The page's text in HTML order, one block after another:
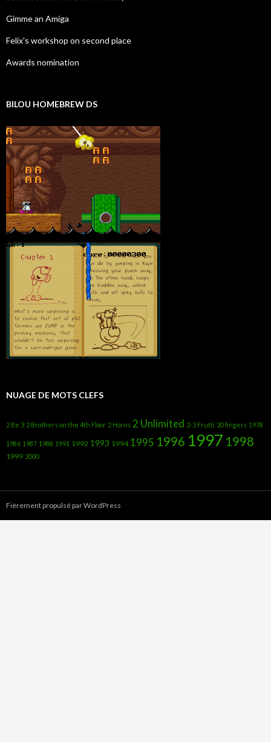
Gimme an Amiga
Felix's workshop on second place
Awards nomination
BILOU HOMEBREW DS
NUAGE DE MOTS CLEFS
2 Be 3 2 Brothers on the 4th Floor 2 Horns 2 Unlimited 2-3 Frutti 20 fingers 1978
1986 1987 1988 1991 1992 1993 1994 1995 1996 1997 1998
1999 2000
Fièrement propulsé par WordPress